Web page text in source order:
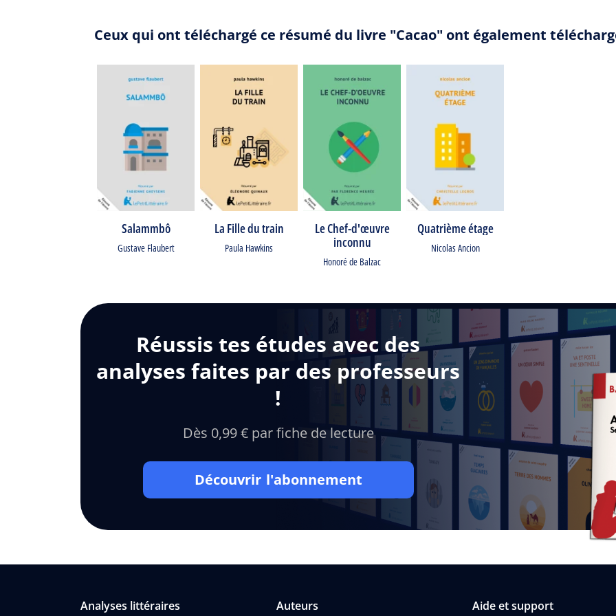
Ceux qui ont téléchargé ce résumé du livre "Cacao" ont également
Salammbô
Gustave Flaubert
La Fille du train
Paula Hawkins
Le Chef-d'œuvre
inconnu
Honoré de Balzac
Quatrième étage
Nicolas Ancion
Réussis tes études avec des
analyses faites par des professeurs
!
Dès 0,99 € par fiche de lecture
Découvrir l'abonnement
Analyses littéraires Auteurs Aide et support